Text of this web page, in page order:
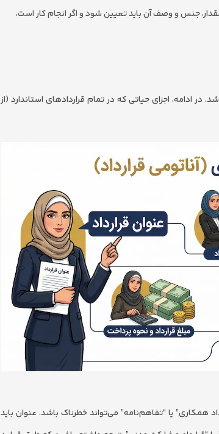
جنس و وصف آن باید تعیین شود و اگر انجام کار است،
اجزای حیاتی که در تمام قراردادهای استاندارد (از
همکاری” یا “تفاهم‌نامه” می‌تواند خطرناک باشد. عنوان باید